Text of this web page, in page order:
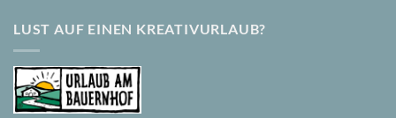
LUST AUF EINEN KREATIVURLAUB?